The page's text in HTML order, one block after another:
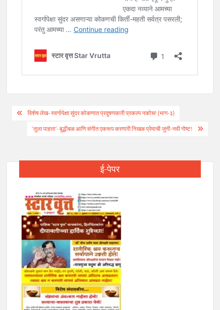
Post
navigation
विशेष लेख- स्वर्गापेक्षा सुंदर कोकणात प्रदुषणकारी प्रकल्प नकोच! (भाग-३)
‘तुला पाहता’- बुद्धीबळ आणि संगीत एकरूप करणारी निखळ प्रेमाची जुनी-नवी गोष्ट!
ई-पेपर